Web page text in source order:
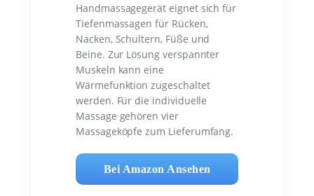
Handmassagegerät eignet sich für
Tiefenmassagen für Rücken,
Nacken, Schultern, Füße und
Beine. Zur Lösung verspannter
Muskeln kann eine
Wärmefunktion zugeschaltet
werden. Für die individuelle
Massage gehören vier
Massageköpfe zum Lieferumfang.
Bei Amazon Ansehen